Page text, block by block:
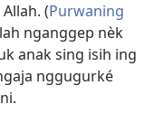
(Purwaning
nganggep nèk
anak sing isih ing
nggugurké